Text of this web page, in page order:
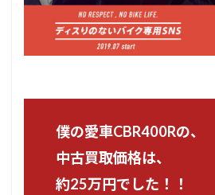
僕の愛車CBR400Rの、
中古買取価格は、
約25万円でした！！